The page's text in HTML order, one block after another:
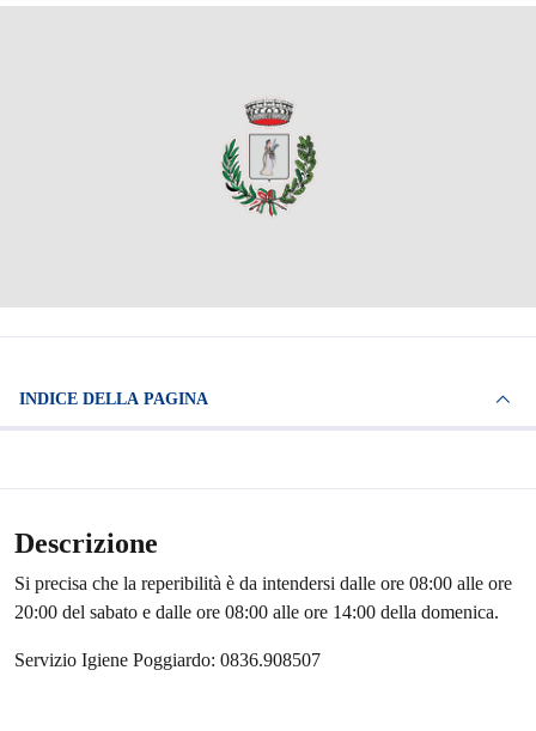
INDICE DELLA PAGINA
Descrizione
Si precisa che la reperibilità è da intendersi dalle ore 08:00 alle ore
20:00 del sabato e dalle ore 08:00 alle ore 14:00 della domenica.
Servizio Igiene Poggiardo: 0836.908507